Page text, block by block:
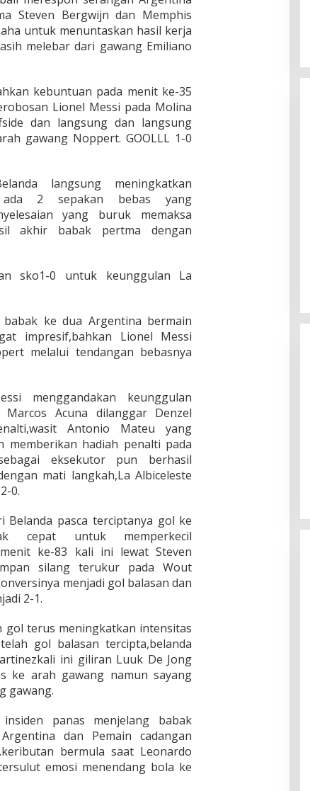
Steven Bergwijn dan Memphis
untuk menuntaskan hasil kerja
melebar dari gawang Emiliano
kebuntuan pada menit ke-35
Lionel Messi pada Molina
dan langsung dan langsung
gawang Noppert. GOOLLL 1-0
langsung meningkatkan
ada 2 sepakan bebas yang
yang buruk memaksa
akhir babak pertma dengan
sko1-0 untuk keunggulan La
ke dua Argentina bermain
impresif,bahkan Lionel Messi
melalui tendangan bebasnya
menggandakan keunggulan
Acuna dilanggar Denzel
Antonio Mateu yang
memberikan hadiah penalti pada
eksekutor pun berhasil
mati langkah,La Albiceleste
0.
pasca terciptanya gol ke
cepat untuk memperkecil
ke-83 kali ini lewat Steven
silang terukur pada Wout
menjadi gol balasan dan
2-1.
gol terus meningkatkan intensitas
gol balasan tercipta,belanda
ini giliran Luuk De Jong
ke arah gawang namun sayang
gawang.
panas menjelang babak
dan Pemain cadangan
bermula saat Leonardo
emosi menendang bola ke
Liverpool vs Luton Town: 4-1 The
Reds Jauhi Manchester City
In Berita, Nasional, Politik